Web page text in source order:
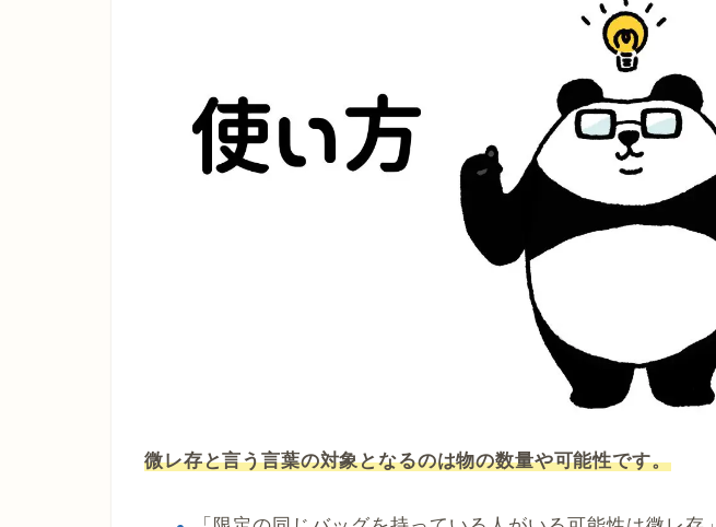
微レ存と言う言葉の対象となるのは物の数量や可能性です。